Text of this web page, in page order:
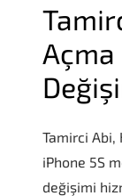
Açma
Tamirci Abi,
iPhone 5S
değişimi